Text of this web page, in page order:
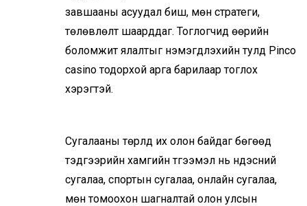
завшааны асуудал биш, мөн стратеги,
төлөвлөлт шаарддаг. Тоглогчид өөрийн
боломжит ялалтыг нэмэгдүүлэхийн тулд Pinco
casinoтодорхой арга барилаар тоглох
хэрэгтэй.
Сугалааны төрлүүд их олон байдаг бөгөөд
тэдгээрийн хамгийн түгээмэл нь үндэсний
сугалаа, спортын сугалаа, онлайн сугалаа,
мөн томоохон шагналтай олон улсын